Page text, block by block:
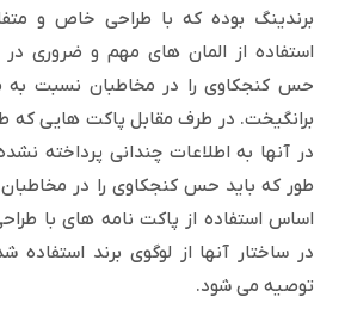
برندینگ بوده که با طراحی خاص و
استفاده از المان های مهم و ضروری
حس کنجکاوی را در مخاطبان نسبت به
برانگیخت. در طرف مقابل پاکت هایی که
در آنها به اطلاعات چندانی پرداخته
طور که باید حس کنجکاوی را در
اساس استفاده از پاکت نامه های با
در ساختار آنها از لوگوی برند استفاده
توصیه می شود.